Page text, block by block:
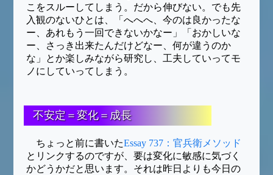
こをスルーしてしまう。だから伸びない。でも先
入観のないひとは、「へへへ、今のは良かったな
ー、あれもう一回できないかなー」「おかしいな
ー、さっき出来たんだけどなー、何が違うのか
な」とか楽しみながら研究し、工夫していってモ
ノにしていってしまう。
不安定＝変化＝成長
ちょっと前に書いたEssay 737：官兵衛メソッド
とリンクするのですが、要は変化に敏感に気づく
かどうかだと思います。それは昨日よりも今日の